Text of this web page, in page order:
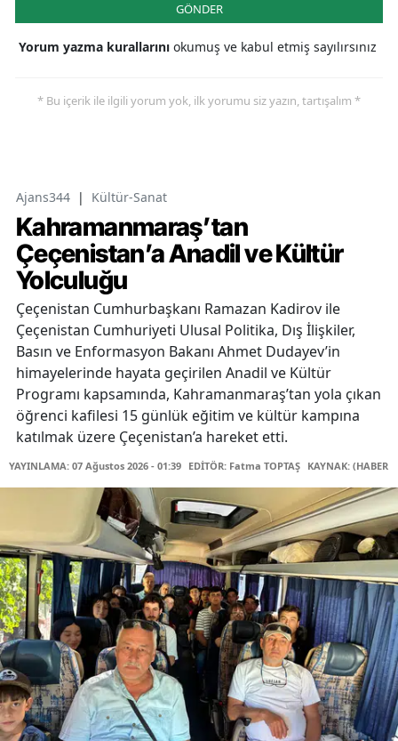
GÖNDER
Yorum yazma kurallarını okumuş ve kabul etmiş sayılırsınız
* Bu içerik ile ilgili yorum yok, ilk yorumu siz yazın, tartışalım *
Ajans344 | Kültür-Sanat
Kahramanmaraş’tan
Çeçenistan’a Anadil ve Kültür
Yolculuğu
Çeçenistan Cumhurbaşkanı Ramazan Kadirov ile
Çeçenistan Cumhuriyeti Ulusal Politika, Dış İlişkiler,
Basın ve Enformasyon Bakanı Ahmet Dudayev’in
himayelerinde hayata geçirilen Anadil ve Kültür
Programı kapsamında, Kahramanmaraş’tan yola çıkan
öğrenci kafilesi 15 günlük eğitim ve kültür kampına
katılmak üzere Çeçenistan’a hareket etti.
YAYINLAMA: 07 Ağustos 2026 - 01:39 EDİTÖR: Fatma TOPTAŞ KAYNAK: (HABER